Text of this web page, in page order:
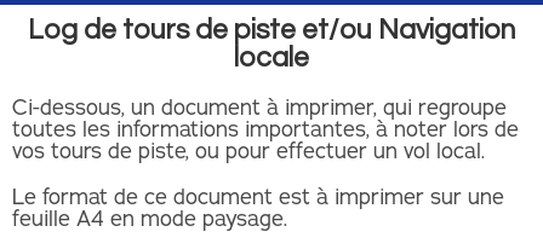
Log de tours de piste et/ou Navigation
locale
Ci-dessous, un document à imprimer, qui regroupe
toutes les informations importantes, à noter lors de
vos tours de piste, ou pour effectuer un vol local.
Le format de ce document est à imprimer sur une
feuille A4 en mode paysage.